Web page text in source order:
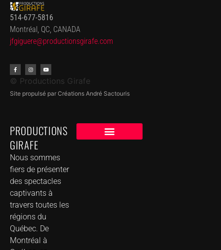
514-677-5816
Montréal, QC, CANADA
jfgiguere@productionsgirafe.com
© Productions Girafe
Site propulsé par Créations André Sactouris
PRODUCTIONS
GIRAFE
Nous sommes
fiers de présenter
des spectacles
captivants à
travers toutes les
régions du
Québec. De
Montréal à